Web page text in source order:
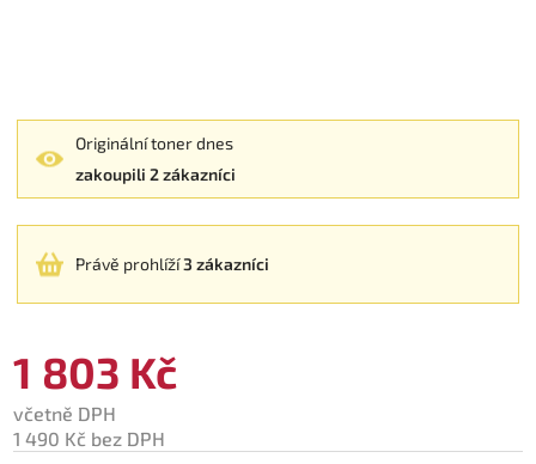
Originální toner dnes
zakoupili 2 zákazníci
Právě prohlíží3 zákazníci
1 803 Kč
včetně DPH
1 490 Kč bez DPH